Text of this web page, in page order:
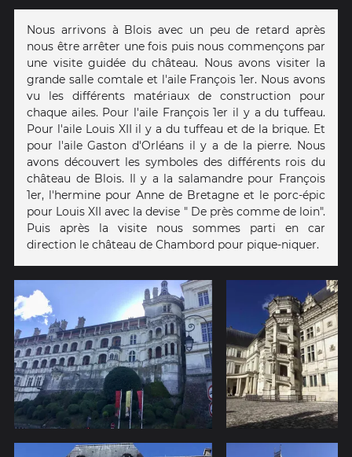
Nous arrivons à Blois avec un peu de retard après
nous être arrêter une fois puis nous commençons par
une visite guidée du château. Nous avons visiter la
grande salle comtale et l'aile François 1er. Nous avons
vu les différents matériaux de construction pour
chaque ailes. Pour l'aile François 1er il y a du tuffeau.
Pour l'aile Louis XII il y a du tuffeau et de la brique. Et
pour l'aile Gaston d'Orléans il y a de la pierre. Nous
avons découvert les symboles des différents rois du
château de Blois. Il y a la salamandre pour François
1er, l'hermine pour Anne de Bretagne et le porc-épic
pour Louis XII avec la devise " De près comme de loin".
Puis après la visite nous sommes parti en car
direction le château de Chambord pour pique-niquer.